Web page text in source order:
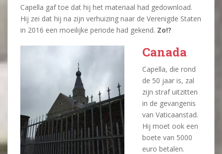
Capella gaf toe dat hij het materiaal had gedownload.
Hij zei dat hij na zijn verhuizing naar de Verenigde Staten
in 2016 een moeilijke periode had gekend. Zo!?
Canada
Capella, die rond
de 50 jaar is, zal
zijn straf uitzitten
in de gevangenis
van Vaticaanstad.
Hij moet ook een
boete van 5000
euro betalen.